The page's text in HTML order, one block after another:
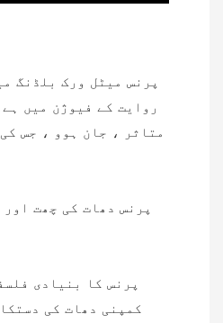
روایت کے فیوژن میں
متاثر ، جان ہوو ، جس
پرنس دھات کی چھت
پرنس کا بنیادی
کمپنی دھات کی